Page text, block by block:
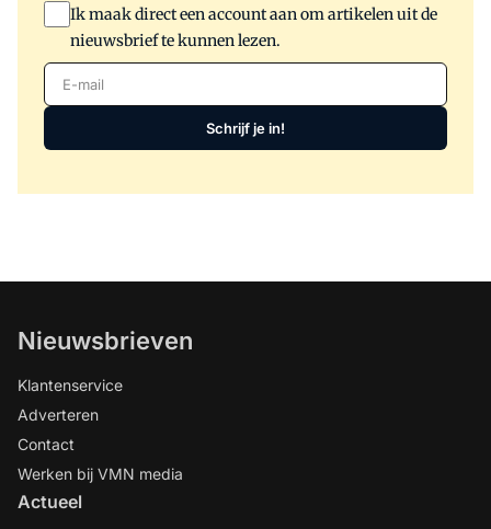
Ik maak direct een account aan om artikelen uit de
nieuwsbrief te kunnen lezen.
E-mail
Schrijf je in!
Nieuwsbrieven
Klantenservice
Adverteren
Contact
Werken bij VMN media
Actueel